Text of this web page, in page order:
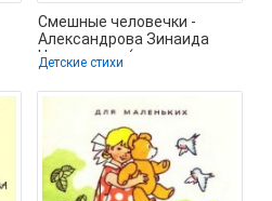
Смешные человечки -
Александрова Зинаида
Николаевна (книги
бесплатно txt) 📗
Детские стихи